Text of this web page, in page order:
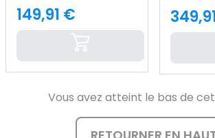
bois 7house
Price
149,91 € cm et 6
Textilene
Price
Vous avez atteint le bas de